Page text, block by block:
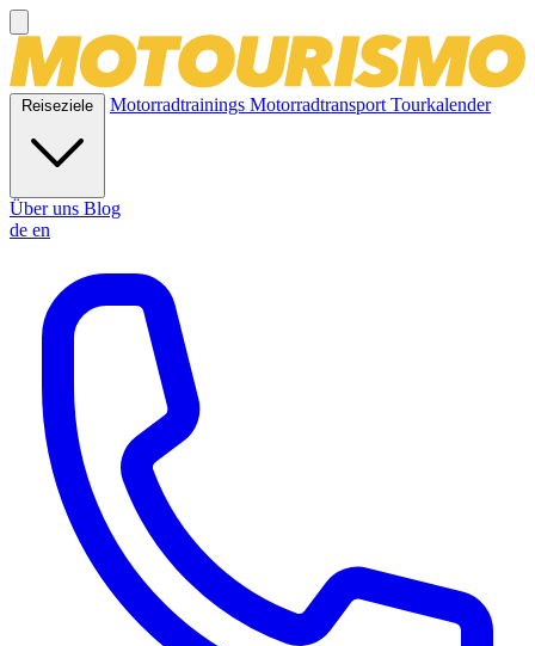
Reiseziele Motorradtrainings MotorradtransportTourkalender
Über uns Blog
de en